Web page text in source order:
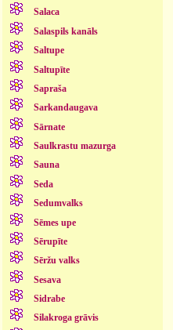
Salaca
Salaspils kanāls
Saltupe
Saltupīte
Sapraša
Sarkandaugava
Sārnate
Saulkrastu mazurga
Sauna
Seda
Sedumvalks
Sēmes upe
Sērupīte
Sēržu valks
Sesava
Sidrabe
Silakroga grāvis